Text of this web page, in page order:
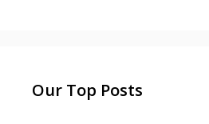
Our Top Posts